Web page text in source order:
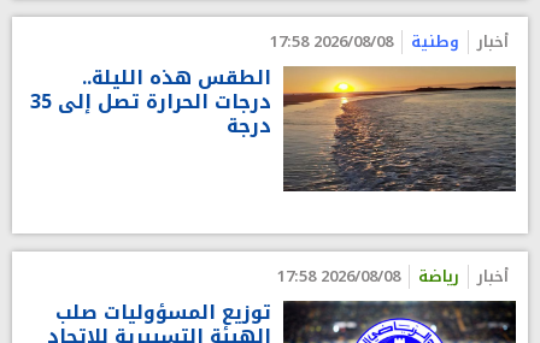
أخبار وطنية 2026/08/08 17:58
الطقس هذه الليلة..
درجات الحرارة تصل إلى 35
درجة
أخبار رياضة 2026/08/08 17:58
توزيع المسؤوليات صلب